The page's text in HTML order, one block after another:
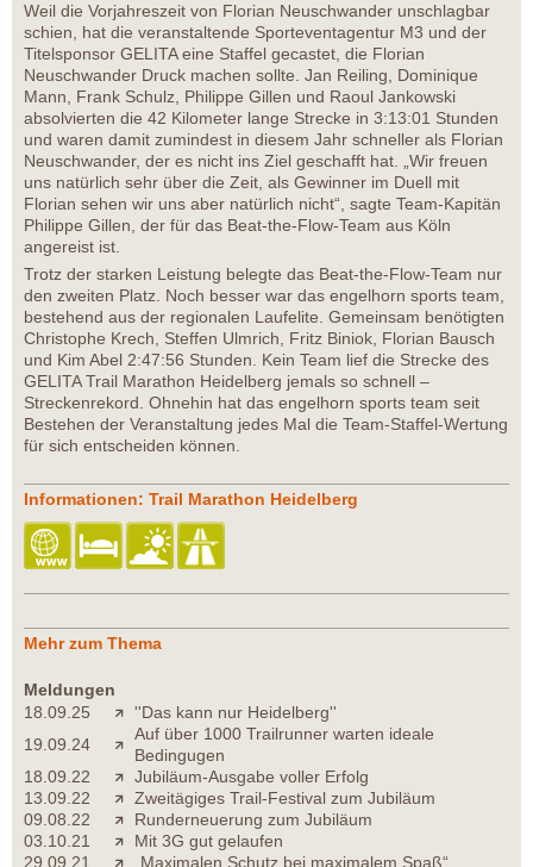
Weil die Vorjahreszeit von Florian Neuschwander unschlagbar
schien, hat die veranstaltende Sporteventagentur M3 und der
Titelsponsor GELITA eine Staffel gecastet, die Florian
Neuschwander Druck machen sollte. Jan Reiling, Dominique
Mann, Frank Schulz, Philippe Gillen und Raoul Jankowski
absolvierten die 42 Kilometer lange Strecke in 3:13:01 Stunden
und waren damit zumindest in diesem Jahr schneller als Florian
Neuschwander, der es nicht ins Ziel geschafft hat. „Wir freuen
uns natürlich sehr über die Zeit, als Gewinner im Duell mit
Florian sehen wir uns aber natürlich nicht“, sagte Team-Kapitän
Philippe Gillen, der für das Beat-the-Flow-Team aus Köln
angereist ist.
Trotz der starken Leistung belegte das Beat-the-Flow-Team nur
den zweiten Platz. Noch besser war das engelhorn sports team,
bestehend aus der regionalen Laufelite. Gemeinsam benötigten
Christophe Krech, Steffen Ulmrich, Fritz Biniok, Florian Bausch
und Kim Abel 2:47:56 Stunden. Kein Team lief die Strecke des
GELITA Trail Marathon Heidelberg jemals so schnell –
Streckenrekord. Ohnehin hat das engelhorn sports team seit
Bestehen der Veranstaltung jedes Mal die Team-Staffel-Wertung
für sich entscheiden können.
Informationen: Trail Marathon Heidelberg
Mehr zum Thema
Meldungen
18.09.25
''Das kann nur Heidelberg''
19.09.24
Auf über 1000 Trailrunner warten ideale
Bedingugen
18.09.22
Jubiläum-Ausgabe voller Erfolg
13.09.22
Zweitägiges Trail-Festival zum Jubiläum
09.08.22
Runderneuerung zum Jubiläum
03.10.21
Mit 3G gut gelaufen
29.09.21
„Maximalen Schutz bei maximalem Spaß“